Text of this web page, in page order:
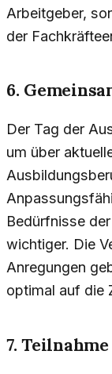
Arbeitgeber,
der
6.
Der Tag der
um über
Bedürfnisse
wichtiger. Die
Anregungen
optimal auf die
7.